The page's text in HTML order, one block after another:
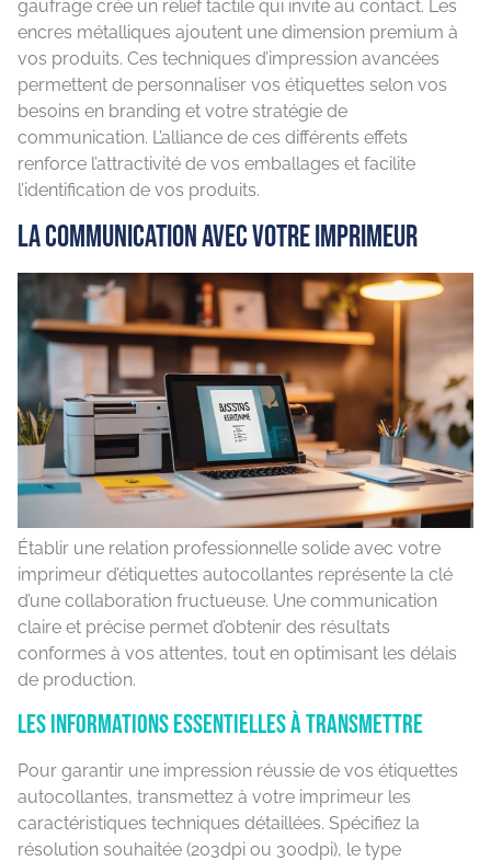
gaufrage crée un relief tactile qui invite au contact. Les
encres métalliques ajoutent une dimension premium à
vos produits. Ces techniques d’impression avancées
permettent de personnaliser vos étiquettes selon vos
besoins en branding et votre stratégie de
communication. L’alliance de ces différents effets
renforce l’attractivité de vos emballages et facilite
l’identification de vos produits.
La communication avec votre imprimeur
Établir une relation professionnelle solide avec votre
imprimeur d’étiquettes autocollantes représente la clé
d’une collaboration fructueuse. Une communication
claire et précise permet d’obtenir des résultats
conformes à vos attentes, tout en optimisant les délais
de production.
Les informations essentielles à transmettre
Pour garantir une impression réussie de vos étiquettes
autocollantes, transmettez à votre imprimeur les
caractéristiques techniques détaillées. Spécifiez la
résolution souhaitée (203dpi ou 300dpi), le type